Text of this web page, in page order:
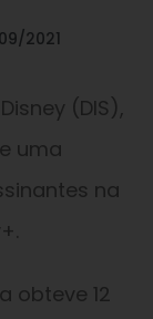
2021
(DIS),
uma
na
obteve 12